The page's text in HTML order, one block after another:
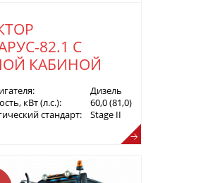
82.1 С
КАБИНОЙ
Дизель
кВт (л.с.):
60,0 (81,0)
стандарт:
Stage II